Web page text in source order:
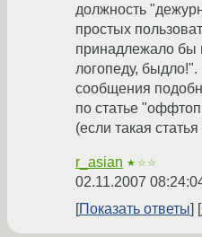
должность
простых
принадлежало бы
логопеду,
сообщения
по статье
(если такая
r_asian ★☆☆
02.11.2007
Показать ответы